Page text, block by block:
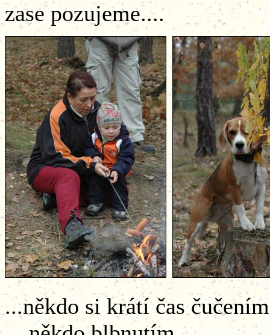
zase pozujeme....
...někdo si krátí